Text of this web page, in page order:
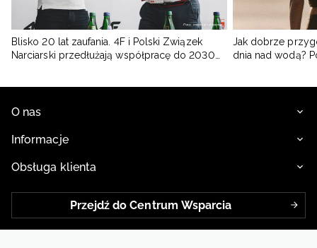
Blisko 20 lat zaufania. 4F i Polski Związek
Narciarski przedłużają współpracę do 2030
Jak dobrze
dnia nad wodą?
O nas
Informacje
Obsługa klienta
Przejdź do Centrum Wsparcia